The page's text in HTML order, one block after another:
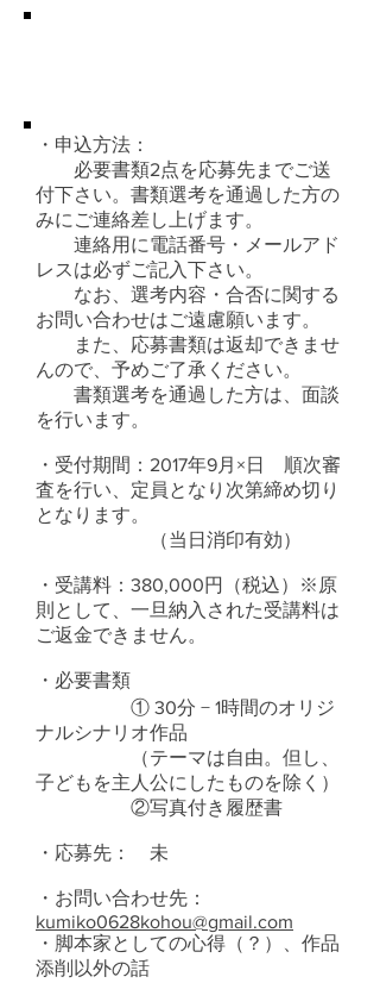
・申込方法：
必要書類2点を応募先までご送
付下さい。書類選考を通過した方の
みにご連絡差し上げます。
連絡用に電話番号・メールアド
レスは必ずご記入下さい。
なお、選考内容・合否に関する
お問い合わせはご遠慮願います。
また、応募書類は返却できませ
んので、予めご了承ください。
書類選考を通過した方は、面談
を行います。
・受付期間：2017年9月×日 順次審
査を行い、定員となり次第締め切り
となります。
（当日消印有効）
・受講料：380,000円（税込）※原
則として、一旦納入された受講料は
ご返金できません。
・必要書類
① 30分 − 1時間のオリジ
ナルシナリオ作品
（テーマは自由。但し、
子どもを主人公にしたものを除く）
②写真付き履歴書
・応募先： 未
・お問い合わせ先：
kumiko0628kohou@gmail.com
・脚本家としての心得（？）、作品
添削以外の話